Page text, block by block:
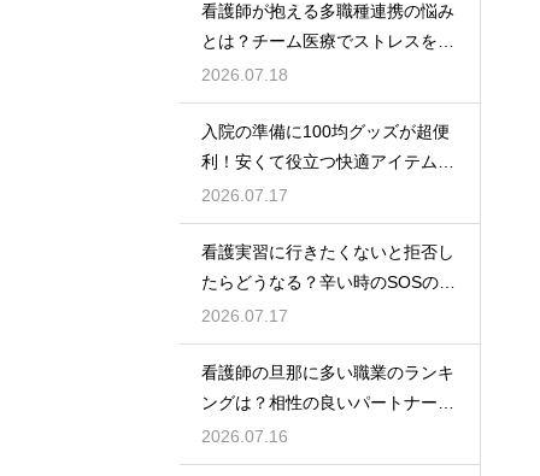
看護師が抱える多職種連携の悩み
とは？チーム医療でストレスを減
らす方法
2026.07.18
入院の準備に100均グッズが超便
利！安くて役立つ快適アイテムを
紹介
2026.07.17
看護実習に行きたくないと拒否し
たらどうなる？辛い時のSOSの出
し方
2026.07.17
看護師の旦那に多い職業のランキ
ングは？相性の良いパートナーの
条件と傾向
2026.07.16